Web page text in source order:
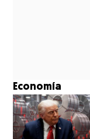
Economía